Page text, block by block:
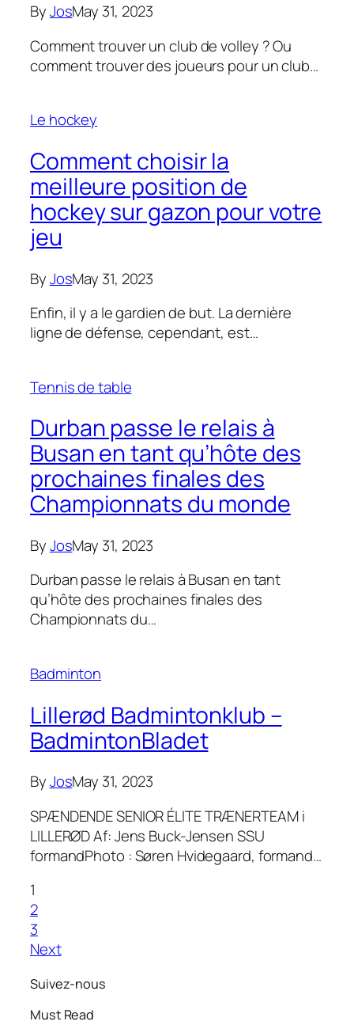
ByJosMay 31, 2023
Comment trouver un club de volley ? Ou
comment trouver des joueurs pour un club…
Le hockey
Comment choisir la
meilleure position de
hockey sur gazon pour votre
jeu
ByJosMay 31, 2023
Enfin, il y a le gardien de but. La dernière
ligne de défense, cependant, est…
Tennis de table
Durban passe le relais à
Busan en tant qu’hôte des
prochaines finales des
Championnats du monde
ByJosMay 31, 2023
Durban passe le relais à Busan en tant
qu’hôte des prochaines finales des
Championnats du…
Badminton
Lillerød Badmintonklub –
BadmintonBladet
ByJosMay 31, 2023
SPÆNDENDE SENIOR ÉLITE TRÆNERTEAM i
LILLERØD Af: Jens Buck-Jensen SSU
formandPhoto : Søren Hvidegaard, formand…
1
2
3
Next
Suivez-nous
Must Read